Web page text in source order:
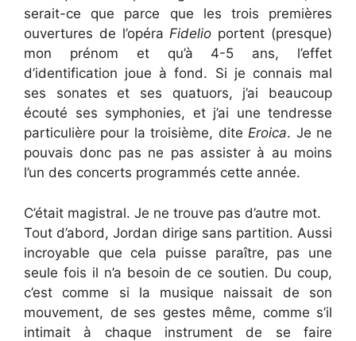
serait-ce que parce que les trois premières
ouvertures de l’opéraFidelio portent (presque)
mon prénom et qu’à 4-5 ans, l’effet
d’identification joue à fond. Si je connais mal
ses sonates et ses quatuors, j’ai beaucoup
écouté ses symphonies, et j’ai une tendresse
particulière pour la troisième, diteEroica. Je ne
pouvais donc pas ne pas assister à au moins
l’un des concerts programmés cette année.
C’était magistral. Je ne trouve pas d’autre mot.
Tout d’abord, Jordan dirige sans partition. Aussi
incroyable que cela puisse paraître, pas une
seule fois il n’a besoin de ce soutien. Du coup,
c’est comme si la musique naissait de son
mouvement, de ses gestes même, comme s’il
intimait à chaque instrument de se faire